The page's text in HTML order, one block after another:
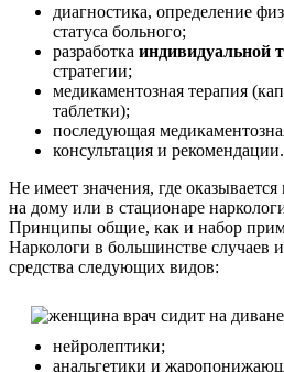
диагностика, определение
статуса больного;
разработка индивидуальной
стратегии;
медикаментозная терапия
таблетки);
последующая
консультация и рекомендации.
Не имеет значения, где
на дому или в стационаре
Принципы общие, как и набор
Наркологи в большинстве случаев
средства следующих видов:
нейролептики;
анальгетики и